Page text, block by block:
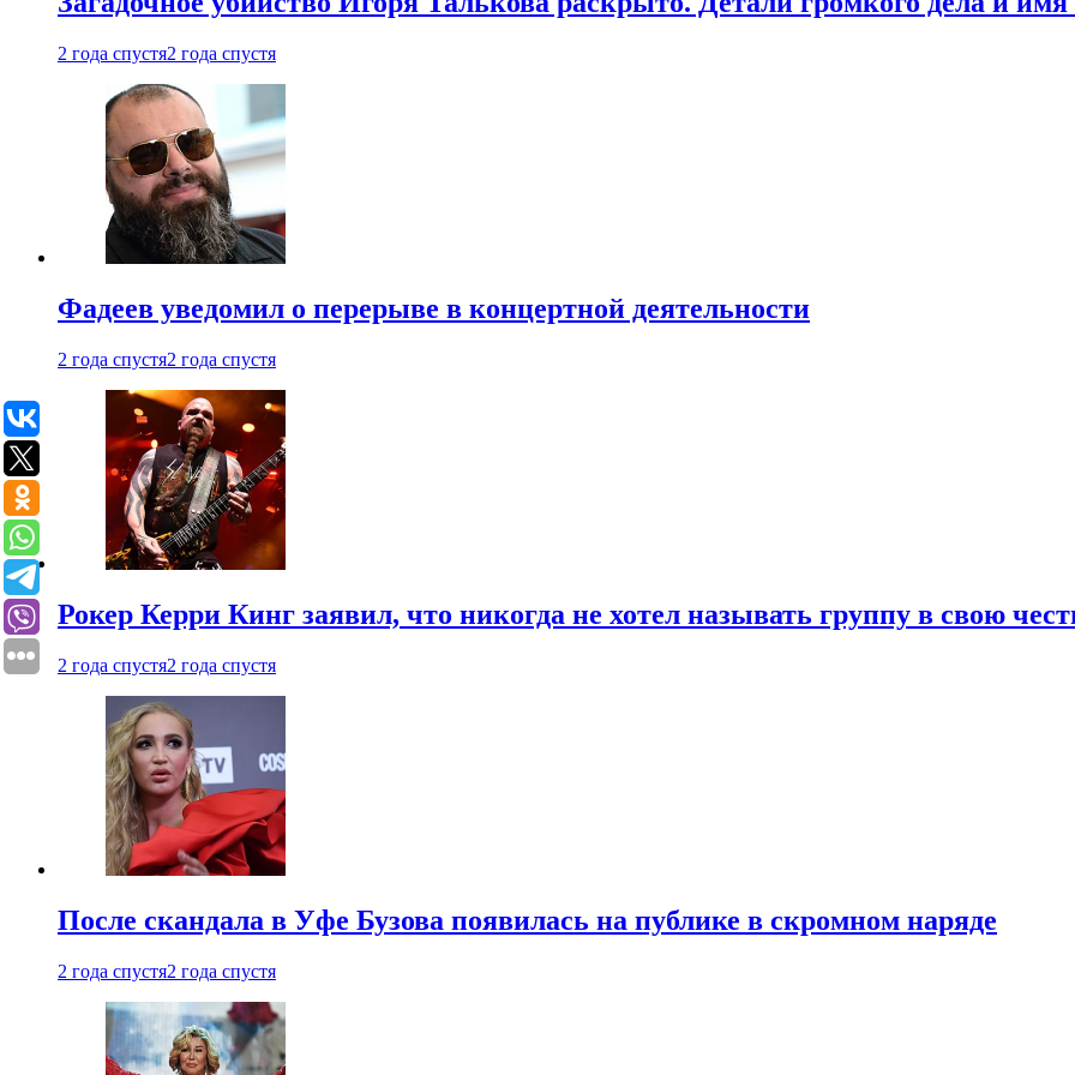
2 года спустя2 года спустя
Фадеев уведомил о перерыве в концертной деятельности
2 года спустя2 года спустя
Рокер Керри Кинг заявил, что никогда не хотел называть группу в свою
2 года спустя2 года спустя
После скандала в Уфе Бузова появилась на публике в скромном наряде
2 года спустя2 года спустя